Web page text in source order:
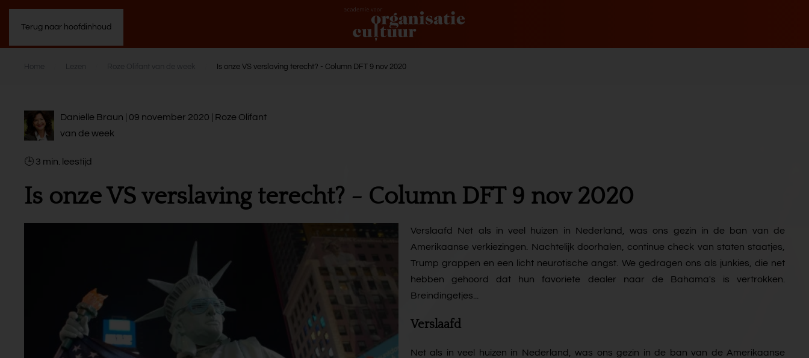
Terug naar hoofdinhoud
Home Lezen Roze Olifant van de week Is onze VS verslaving terecht? - Column DFT 9 nov 2020
Danielle Braun | 09 november 2020 | Roze Olifant
van de week
3 min.
Is onze VS verslaving terecht? - Column DFT 9 nov 2020
Verslaafd Net als in veel huizen in Nederland, was ons gezin in de ban van de
Amerikaanse verkiezingen. Nachtelijk doorhalen, continue check van staten staatjes,
Trump grappen en een licht neurotische angst. We gedragen ons als junkies, die net
hebben gehoord dat hun favoriete dealer naar de Bahama's is vertrokken.
Breindingetjes...
Verslaafd
Net als in veel huizen in Nederland, was ons gezin in de ban van de Amerikaanse